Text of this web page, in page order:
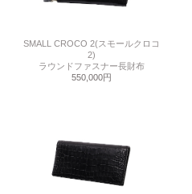
SMALL CROCO 2(スモールクロコ
2)
ラウンドファスナー長財布
550,000円